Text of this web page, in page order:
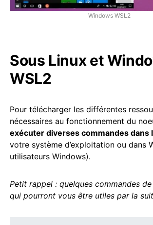
Windows WSL2
Sous Linux et
WSL2
Pour télécharger les différentes
nécessaires au fonctionnement du
exécuter diverses commandes dans
votre système d’exploitation ou dans
utilisateurs Windows).
Petit rappel : quelques commandes de
qui pourront vous être utiles par la